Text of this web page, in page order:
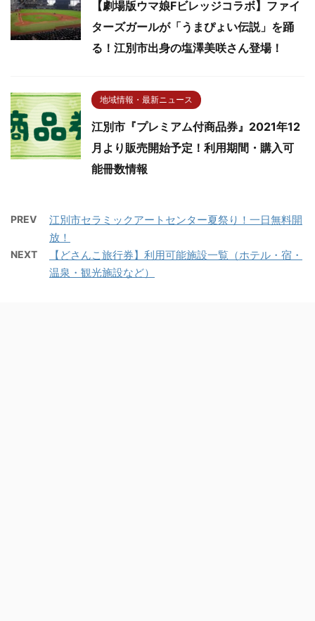
【劇場版ウマ娘Fビレッジコラボ】ファイ
ターズガールが「うまぴょい伝説」を踊
る！江別市出身の塩澤美咲さん登場！
地域情報・最新ニュース
江別市『プレミアム付商品券』2021年12
月より販売開始予定！利用期間・購入可
能冊数情報
PREV
江別市セラミックアートセンター夏祭り！一日無料開
放！
NEXT
【どさんこ旅行券】利用可能施設一覧（ホテル・宿・
温泉・観光施設など）